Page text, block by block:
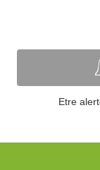
Etre